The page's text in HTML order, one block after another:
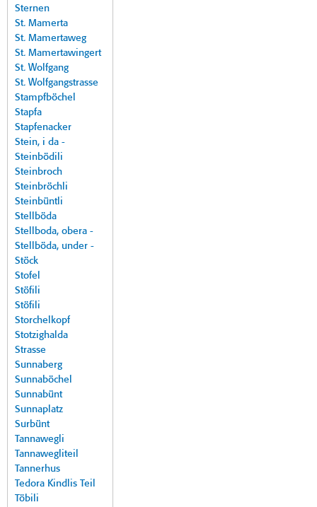
Sternen
St. Mamerta
St. Mamertaweg
St. Mamertawingert
St. Wolfgang
St. Wolfgangstrasse
Stampfböchel
Stapfa
Stapfenacker
Stein, i da -
Steinbödili
Steinbroch
Steinbröchli
Steinbüntli
Stellböda
Stellboda, obera -
Stellböda, under -
Stöck
Stofel
Stöfili
Stöfili
Storchelkopf
Stotzighalda
Strasse
Sunnaberg
Sunnaböchel
Sunnabünt
Sunnaplatz
Surbünt
Tannawegli
Tannawegliteil
Tannerhus
Tedora Kindlis Teil
Töbili